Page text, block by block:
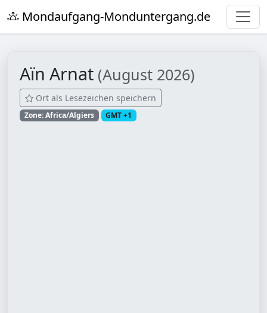
Mondaufgang-Monduntergang.de
Aïn Arnat (August 2026)
Ort als Lesezeichen speichern
Zone: Africa/Algiers GMT +1